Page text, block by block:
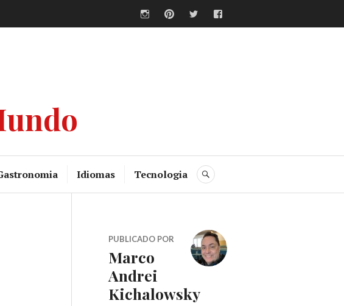
Instagram
PinterestTwitter
Idiomas Tecnologia BUSCA
PUBLICADO POR
Marco
Andrei
Kichalowsky